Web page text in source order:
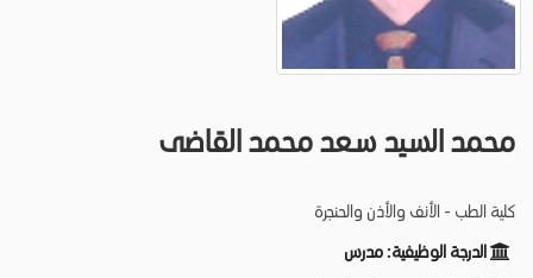
محمد السيد سعد محمد القاضى
كلية الطب - الأنف والأذن والحنجرة
الدرجة الوظيفية: مدرس